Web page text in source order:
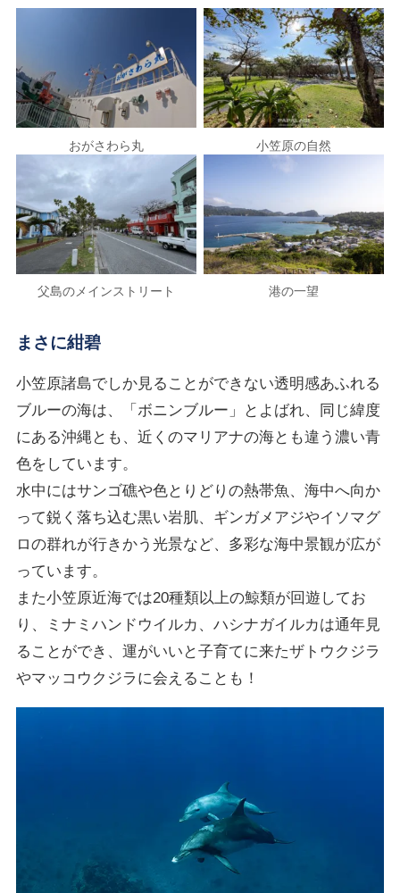
おがさわら丸 小笠原の自然
父島のメインストリート 港の一望
まさに紺碧
小笠原諸島でしか見ることができない透明感あふれる
ブルーの海は、「ボニンブルー」とよばれ、同じ緯度
にある沖縄とも、近くのマリアナの海とも違う濃い青
色をしています。
水中にはサンゴ礁や色とりどりの熱帯魚、海中へ向か
って鋭く落ち込む黒い岩肌、ギンガメアジやイソマグ
ロの群れが行きかう光景など、多彩な海中景観が広が
っています。
また小笠原近海では20種類以上の鯨類が回遊してお
り、ミナミハンドウイルカ、ハシナガイルカは通年見
ることができ、運がいいと子育てに来たザトウクジラ
やマッコウクジラに会えることも！